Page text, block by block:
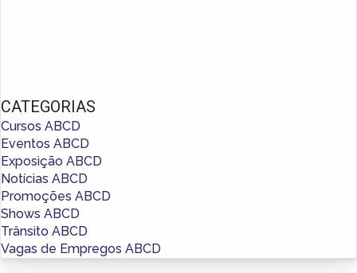
CATEGORIAS
Cursos ABCD
Eventos ABCD
Exposição ABCD
Notícias ABCD
Promoções ABCD
Shows ABCD
Trânsito ABCD
Vagas de Empregos ABCD